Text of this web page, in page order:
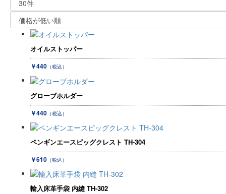
オイルストッパー
￥440 （税込）
グローブホルダー
￥440 （税込）
ペンギンエースピッグクレスト TH-304
￥610 （税込）
輸入床革手袋 内縫 TH-302